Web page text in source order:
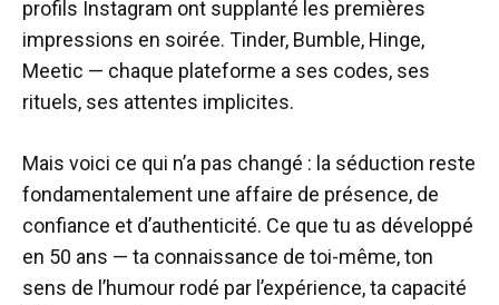
profils Instagram ont supplanté les premières
impressions en soirée. Tinder, Bumble, Hinge,
Meetic — chaque plateforme a ses codes, ses
rituels, ses attentes implicites.
Mais voici ce qui n’a pas changé : la séduction reste
fondamentalement une affaire de présence, de
confiance et d’authenticité. Ce que tu as développé
en 50 ans — ta connaissance de toi-même, ton
sens de l’humour rodé par l’expérience, ta capacité